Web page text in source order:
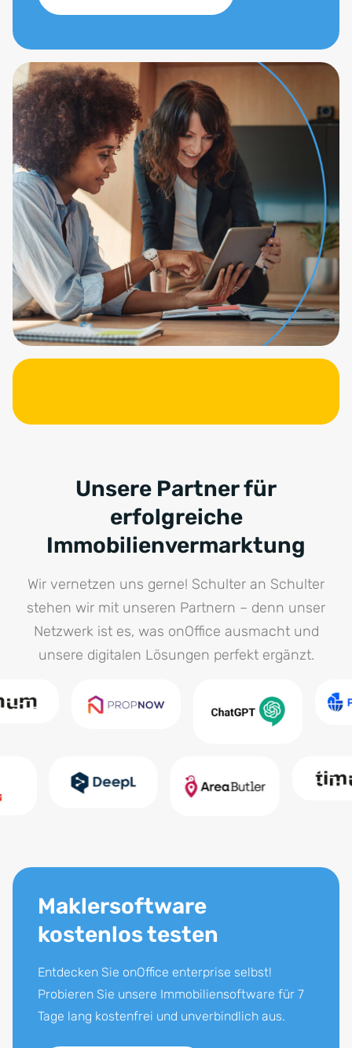
Unsere Partner für
erfolgreiche
Immobilienvermarktung
Wir vernetzen uns gerne! Schulter an Schulter
stehen wir mit unseren Partnern – denn unser
Netzwerk ist es, was onOffice ausmacht und
unsere digitalen Lösungen perfekt ergänzt.
Maklersoftware
kostenlos testen
Entdecken Sie onOffice enterprise selbst!
Probieren Sie unsere Immobiliensoftware für 7
Tage lang kostenfrei und unverbindlich aus.